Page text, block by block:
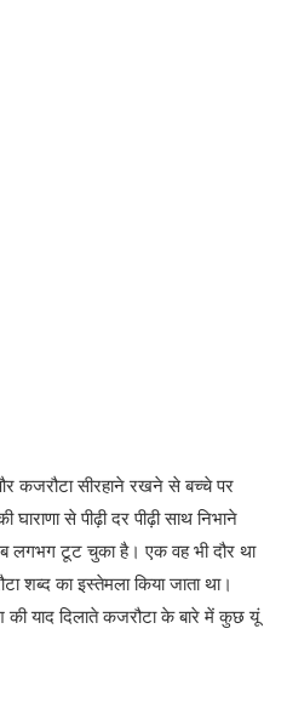
कजरौटा सीरहाने रखने से बच्चे पर
से पीढ़ी दर पीढ़ी साथ निभाने
लगभग टूट चुका है। एक वह भी दौर था
शब्द का इस्तेमला किया जाता था।
की याद दिलाते कजरौटा के बारे में कुछ यूं